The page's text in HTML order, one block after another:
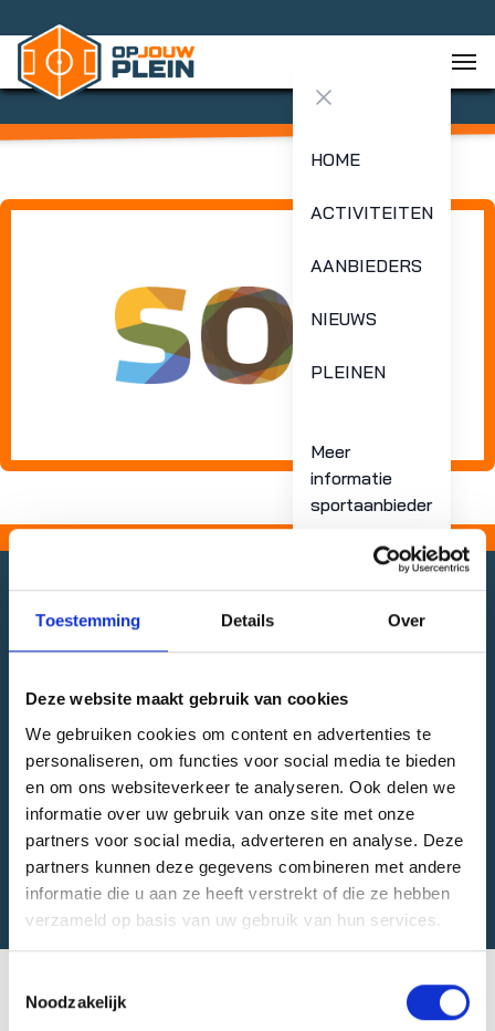
Toestemming Details Over
Deze website maakt gebruik van cookies
We gebruiken cookies om content en advertenties te
personaliseren, om functies voor social media te bieden
en om ons websiteverkeer te analyseren. Ook delen we
informatie over uw gebruik van onze site met onze
partners voor social media, adverteren en analyse. Deze
partners kunnen deze gegevens combineren met andere
informatie die u aan ze heeft verstrekt of die ze hebben
verzameld op basis van uw gebruik van hun services.
Noodzakelijk
Close menu
HOME
ACTIVITEITEN
AANBIEDERS
NIEUWS
PLEINEN
Meer
informatie
sportaanbieder
SOL netwerk Noord
opdracht van de gemeente Rotterdam ondersteunen we
bewoners in diverse gebieden van de stad en op
verschillende manieren. Je vind ons in IJsselmonde,
Delfshaven, Noord en Feijenoord.
Deel organisatie